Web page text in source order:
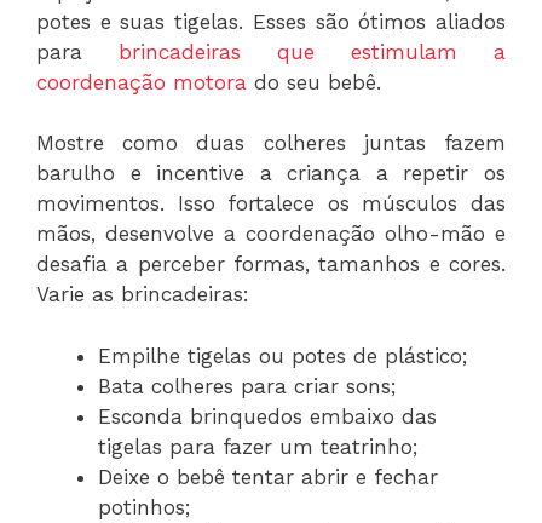
potes e suas tigelas. Esses são ótimos aliados
para brincadeiras que estimulam a
coordenação motora do seu bebê.
Mostre como duas colheres juntas fazem
barulho e incentive a criança a repetir os
movimentos. Isso fortalece os músculos das
mãos, desenvolve a coordenação olho-mão e
desafia a perceber formas, tamanhos e cores.
Varie as brincadeiras:
Empilhe tigelas ou potes de plástico;
Bata colheres para criar sons;
Esconda brinquedos embaixo das
tigelas para fazer um teatrinho;
Deixe o bebê tentar abrir e fechar
potinhos;